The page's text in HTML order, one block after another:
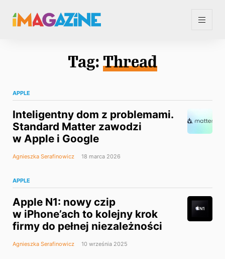
Tag: Thread
APPLE
Inteligentny dom z problemami.
Standard Matter zawodzi
w Apple i Google
Agnieszka Serafinowicz 18 marca 2026
APPLE
Apple N1: nowy czip
w iPhone’ach to kolejny krok
firmy do pełnej niezależności
Agnieszka Serafinowicz 10 września 2025